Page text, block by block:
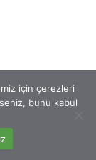
için çerezleri
bunu kabul